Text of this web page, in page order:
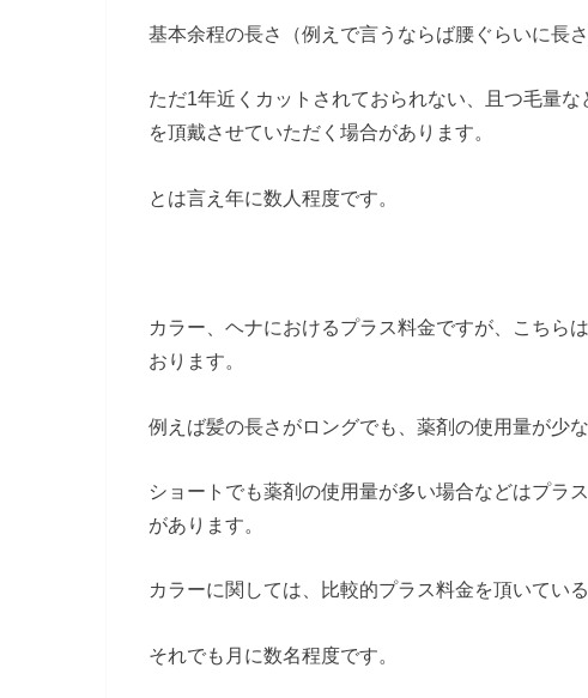
基本余程の長さ（例えで言うならば腰ぐらいに長
ただ1年近くカットされておられない、且つ毛量
を頂戴させていただく場合があります。
とは言え年に数人程度です。
カラー、ヘナにおけるプラス料金ですが、こちら
おります。
例えば髪の長さがロングでも、薬剤の使用量が少
ショートでも薬剤の使用量が多い場合などはプラ
があります。
カラーに関しては、比較的プラス料金を頂いてい
それでも月に数名程度です。